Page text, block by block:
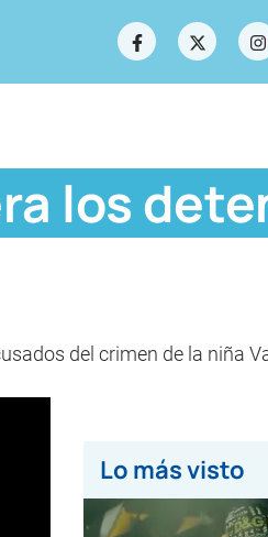
los
del crimen de la niña
Lo más visto